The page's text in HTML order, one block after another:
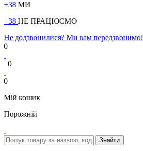
+38 МИ
+38 НЕ ПРАЦЮЄМО
Не додзвонилися? Ми вам передзвонимо!
0
0
0
Мій кошик
Порожній